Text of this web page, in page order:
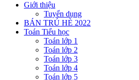
Giới thiệu
Tuyển dụng
BÁN TRÚ HÈ 2022
Toán Tiểu học
Toán lớp 1
Toán lớp 2
Toán lớp 3
Toán lớp 4
Toán lớp 5